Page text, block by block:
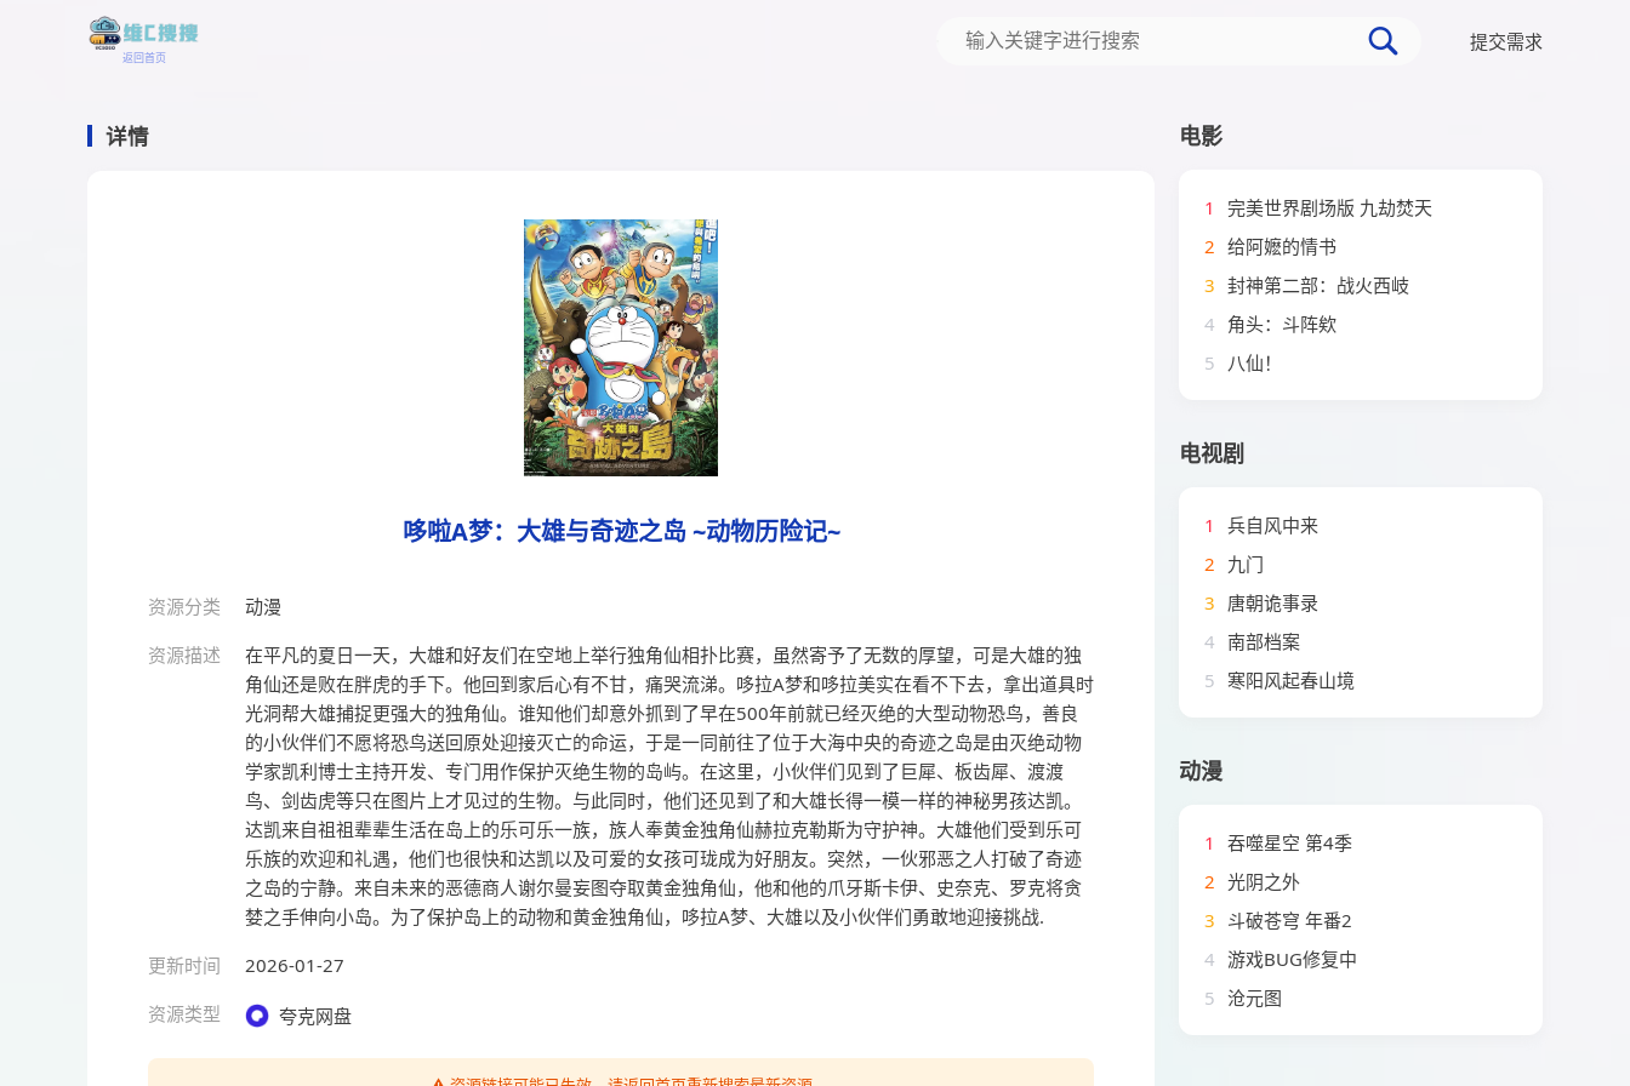
返回首页
提交需求
详情
哆啦A梦：大雄与奇迹之岛 ~动物历险记~
资源分类
动漫
资源描述
在平凡的夏日一天，大雄和好友们在空地上举行独角仙相扑比赛，虽然寄予了无数的厚望，可是大雄的独
角仙还是败在胖虎的手下。他回到家后心有不甘，痛哭流涕。哆拉A梦和哆拉美实在看不下去，拿出道具时
光洞帮大雄捕捉更强大的独角仙。谁知他们却意外抓到了早在500年前就已经灭绝的大型动物恐鸟，善良
的小伙伴们不愿将恐鸟送回原处迎接灭亡的命运，于是一同前往了位于大海中央的奇迹之岛是由灭绝动物
学家凯利博士主持开发、专门用作保护灭绝生物的岛屿。在这里，小伙伴们见到了巨犀、板齿犀、渡渡
鸟、剑齿虎等只在图片上才见过的生物。与此同时，他们还见到了和大雄长得一模一样的神秘男孩达凯。
达凯来自祖祖辈辈生活在岛上的乐可乐一族，族人奉黄金独角仙赫拉克勒斯为守护神。大雄他们受到乐可
乐族的欢迎和礼遇，他们也很快和达凯以及可爱的女孩可珑成为好朋友。突然，一伙邪恶之人打破了奇迹
之岛的宁静。来自未来的恶德商人谢尔曼妄图夺取黄金独角仙，他和他的爪牙斯卡伊、史奈克、罗克将贪
婪之手伸向小岛。为了保护岛上的动物和黄金独角仙，哆拉A梦、大雄以及小伙伴们勇敢地迎接挑战.
更新时间
2026-01-27
资源类型
夸克网盘
电影
1
完美世界剧场版 九劫焚天
2 给阿嬷的情书
3 封神第二部：战火西岐
4 角头：斗阵欸
5 八仙！
电视剧
1
兵自风中来
2 九门
3 唐朝诡事录
4 南部档案
5 寒阳风起春山境
动漫
1
吞噬星空 第4季
2 光阴之外
3 斗破苍穹 年番2
4 游戏BUG修复中
5 沧元图